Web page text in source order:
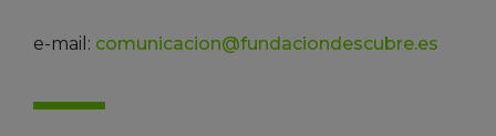
e-mail: comunicacion@fundaciondescubre.es